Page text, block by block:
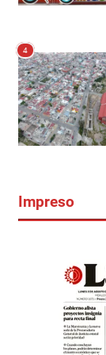
4
Impreso